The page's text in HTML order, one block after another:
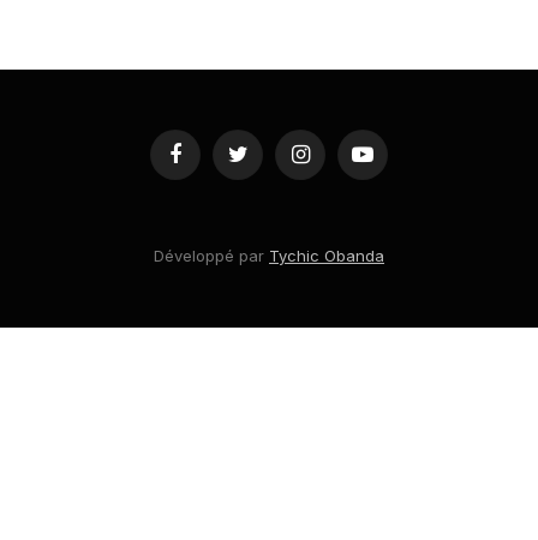
FacebookTwitter InstagramYouTube
Développé par Tychic Obanda